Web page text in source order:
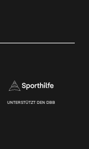
UNTERSTÜTZT DEN DBB